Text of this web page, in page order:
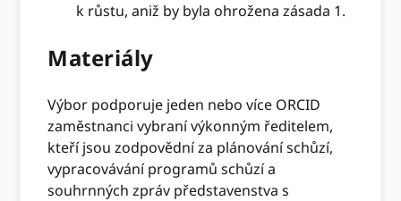
k růstu, aniž by byla ohrožena zásada 1.
Materiály
Výbor podporuje jeden nebo více ORCID
zaměstnanci vybraní výkonným ředitelem,
kteří jsou zodpovědní za plánování schůzí,
vypracovávání programů schůzí a
souhrnných zpráv představenstva s